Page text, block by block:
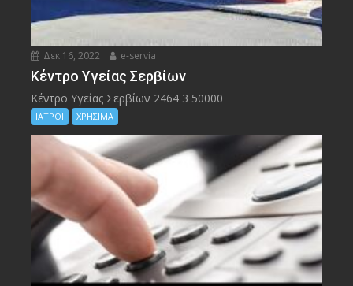
Δεκ 16, 2022 e-servia
Kέντρο Υγείας Σερβίων
Kέντρο Υγείας Σερβίων 2464 3 50000
ΙΑΤΡΟΙ ΧΡΗΣΙΜΑ